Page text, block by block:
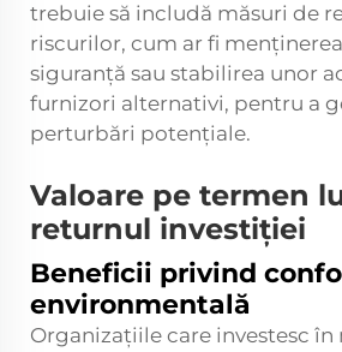
trebuie să includă măsuri de
riscurilor, cum ar fi
siguranță sau stabilirea unor
furnizori alternativi, pentru a
perturbări potențiale.
Valoare pe termen
returnul investiției
Beneficii privind
environmentală
Organizațiile care investesc în